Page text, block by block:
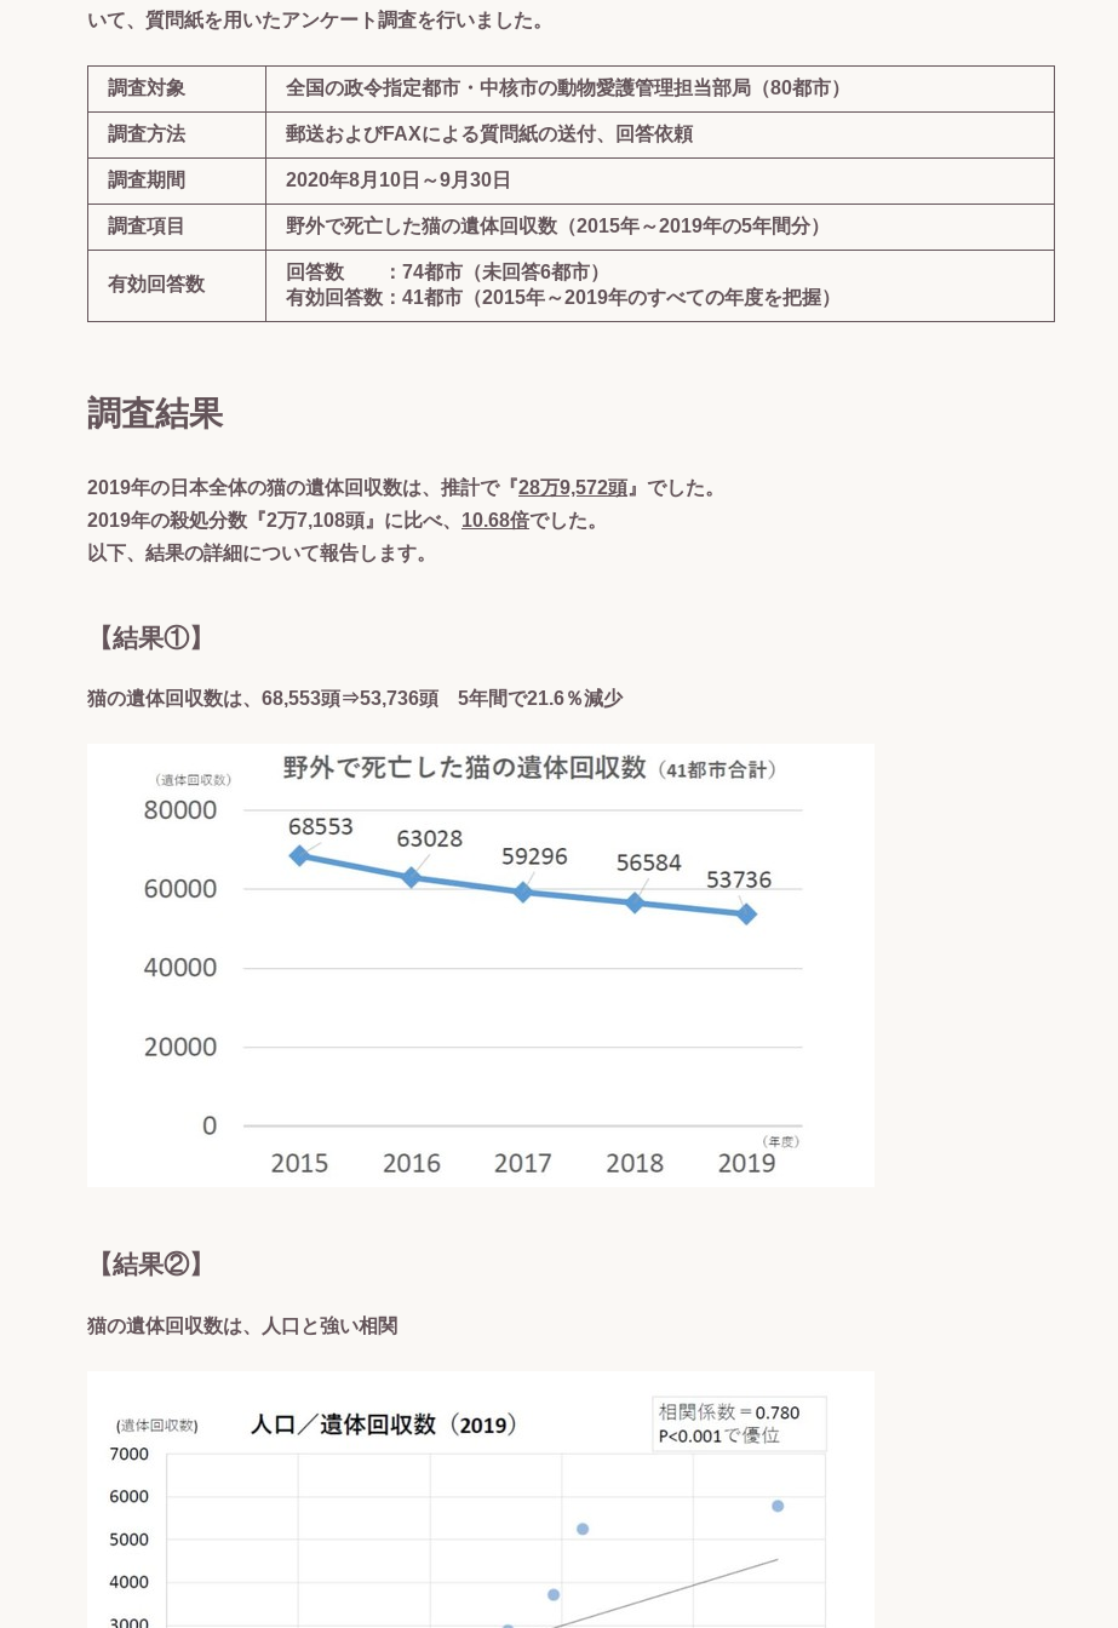
いて、質問紙を用いたアンケート調査を行いました。
調査対象 全国の政令指定都市・中核市の動物愛護管理担当部局（80都市）
調査方法 郵送およびFAXによる質問紙の送付、回答依頼
調査期間 2020年8月10日～9月30日
調査項目 野外で死亡した猫の遺体回収数（2015年～2019年の5年間分）
有効回答数
回答数 ：74都市（未回答6都市）
有効回答数：41都市（2015年～2019年のすべての年度を把握）
調査結果
2019年の日本全体の猫の遺体回収数は、推計で『28万9,572頭 』でした。
2019年の殺処分数『2万7,108頭』に比べ、 10.68倍でした。
以下、結果の詳細について報告します。
【結果①】
猫の遺体回収数は、68,553頭⇒53,736頭 5年間で21.6％減少
【結果②】
猫の遺体回収数は、人口と強い相関